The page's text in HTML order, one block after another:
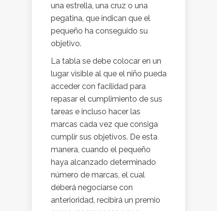
una estrella, una cruz o una
pegatina, que indican que el
pequeño ha conseguido su
objetivo.
La tabla se debe colocar en un
lugar visible al que el niño pueda
acceder con facilidad para
repasar el cumplimiento de sus
tareas e incluso hacer las
marcas cada vez que consiga
cumplir sus objetivos. De esta
manera, cuando el pequeño
haya alcanzado determinado
número de marcas, el cual
deberá negociarse con
anterioridad, recibirá un premio